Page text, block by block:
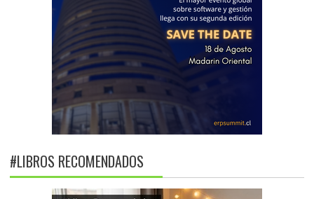
#LIBROS RECOMENDADOS